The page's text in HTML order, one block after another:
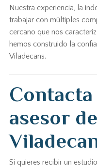
Nuestra experiencia, la
trabajar con múltiples
cercano que nos
hemos construido la
Viladecans.
asesor
Si quieres recibir un